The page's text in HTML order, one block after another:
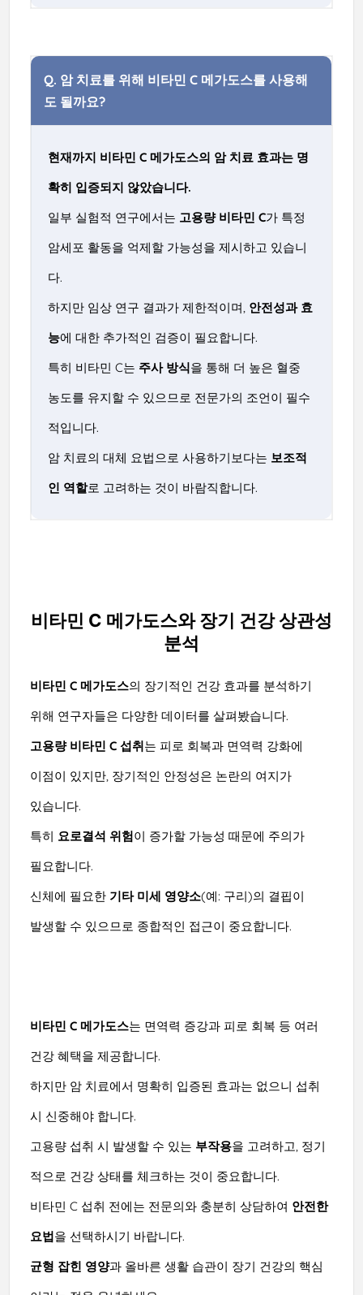
Q. 암 치료를 위해 비타민 C 메가도스를 사용해
도 될까요?
현재까지 비타민 C 메가도스의 암 치료 효과는 명
확히 입증되지 않았습니다.
일부 실험적 연구에서는 고용량 비타민 C가 특정
암세포 활동을 억제할 가능성을 제시하고 있습니
다.
하지만 임상 연구 결과가 제한적이며, 안전성과 효
능에 대한 추가적인 검증이 필요합니다.
특히 비타민 C는 주사 방식을 통해 더 높은 혈중
농도를 유지할 수 있으므로 전문가의 조언이 필수
적입니다.
암 치료의 대체 요법으로 사용하기보다는 보조적
인 역할로 고려하는 것이 바람직합니다.
비타민 C 메가도스와 장기 건강 상관성
분석
비타민 C 메가도스의 장기적인 건강 효과를 분석하기
위해 연구자들은 다양한 데이터를 살펴봤습니다.
고용량 비타민 C 섭취는 피로 회복과 면역력 강화에
이점이 있지만, 장기적인 안정성은 논란의 여지가
있습니다.
특히 요로결석 위험이 증가할 가능성 때문에 주의가
필요합니다.
신체에 필요한 기타 미세 영양소(예: 구리)의 결핍이
발생할 수 있으므로 종합적인 접근이 중요합니다.
비타민 C 메가도스는 면역력 증강과 피로 회복 등 여러
건강 혜택을 제공합니다.
하지만 암 치료에서 명확히 입증된 효과는 없으니 섭취
시 신중해야 합니다.
고용량 섭취 시 발생할 수 있는 부작용을 고려하고, 정기
적으로 건강 상태를 체크하는 것이 중요합니다.
비타민 C 섭취 전에는 전문의와 충분히 상담하여 안전한
요법을 선택하시기 바랍니다.
균형 잡힌 영양과 올바른 생활 습관이 장기 건강의 핵심